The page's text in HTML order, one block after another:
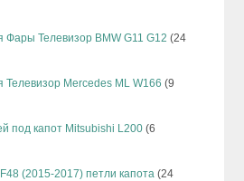
Телевизор BMW G11 G12 (24
Mercedes ML W166 (9
под капот Mitsubishi L200 (6
(2015-2017) петли капота (24